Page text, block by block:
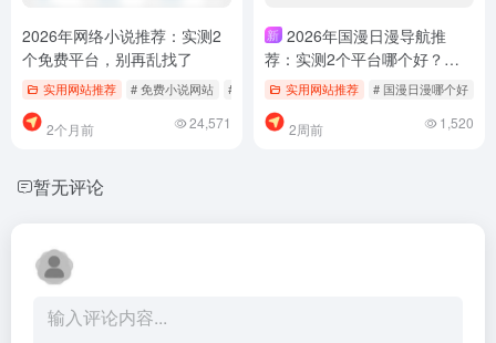
2026年网络小说推荐：实测2
个免费平台，别再乱找了
实用网站推荐 # 免费小说网站 # 女频小说平台 # 网络小说怎么找
2个月前 24,571
新 2026年国漫日漫导航推
荐：实测2个平台哪个好？别
再乱找了，少踩坑高效追漫
实用网站推荐 # 国漫日漫哪个好
2周前 1,520
暂无评论